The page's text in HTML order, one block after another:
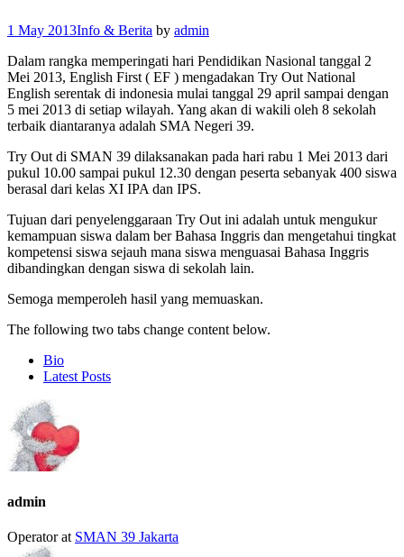
1 May 2013Info & Berita by admin
Dalam rangka memperingati hari Pendidikan Nasional tanggal 2
Mei 2013, English First ( EF ) mengadakan Try Out National
English serentak di indonesia mulai tanggal 29 april sampai dengan
5 mei 2013 di setiap wilayah. Yang akan di wakili oleh 8 sekolah
terbaik diantaranya adalah SMA Negeri 39.
Try Out di SMAN 39 dilaksanakan pada hari rabu 1 Mei 2013 dari
pukul 10.00 sampai pukul 12.30 dengan peserta sebanyak 400 siswa
berasal dari kelas XI IPA dan IPS.
Tujuan dari penyelenggaraan Try Out ini adalah untuk mengukur
kemampuan siswa dalam ber Bahasa Inggris dan mengetahui tingkat
kompetensi siswa sejauh mana siswa menguasai Bahasa Inggris
dibandingkan dengan siswa di sekolah lain.
Semoga memperoleh hasil yang memuaskan.
The following two tabs change content below.
Bio
Latest Posts
admin
Operatorat SMAN 39 Jakarta